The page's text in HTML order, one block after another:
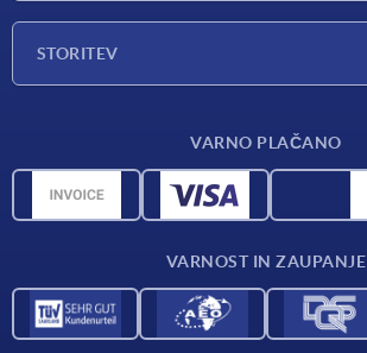
STORITEV
CAD podatki
Za dobavitelje
VARNO PLAČANO
VARNOST IN ZAUPANJE